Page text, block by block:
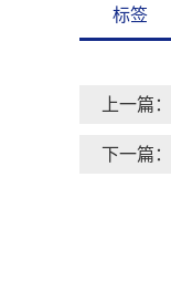
标签
上一篇：
下一篇：